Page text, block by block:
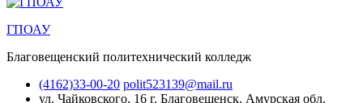
ГПОАУ
Благовещенский политехнический колледж
(4162)33-00-20 polit523139@mail.ru
ул. Чайковского, 16 г. Благовещенск, Амурская обл.